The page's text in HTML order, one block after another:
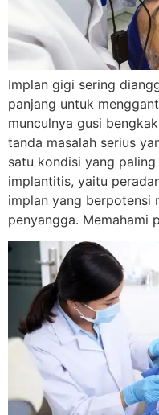
Implan gigi sering
panjang untuk
munculnya gusi
tanda masalah serius
satu kondisi yang
implantitis, yaitu
implan yang berpotensi
penyangga.